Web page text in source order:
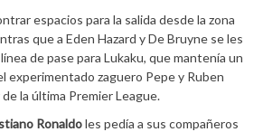
espacios para la salida desde la zona
que a Eden Hazard y De Bruyne se les
de pase para Lukaku, que mantenía un
experimentado zaguero Pepe y Ruben
la última Premier League.
Ronaldoles pedía a sus compañeros